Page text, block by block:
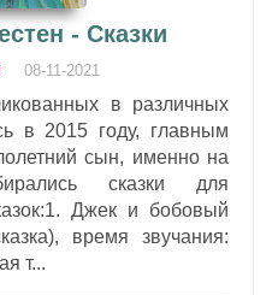
- Сказки
08-11-2021
в различных
в 2015 году, главным
сын, именно на
сказки для
Джек и бобовый
время звучания:
т...